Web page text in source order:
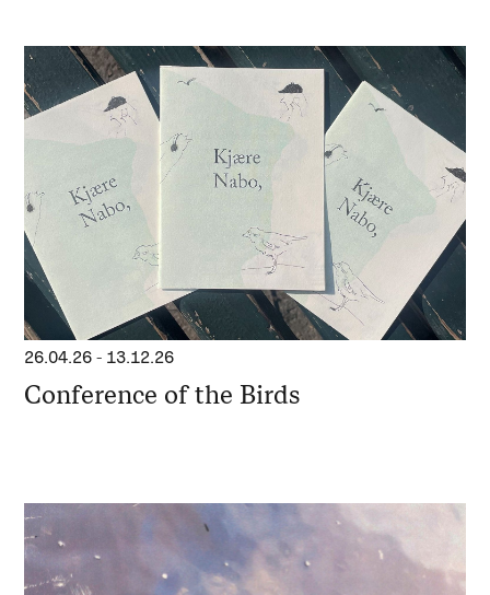
26.04.26 - 13.12.26
Conference of the Birds